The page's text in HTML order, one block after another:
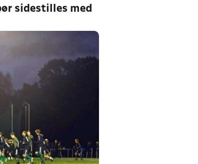
sidestilles med